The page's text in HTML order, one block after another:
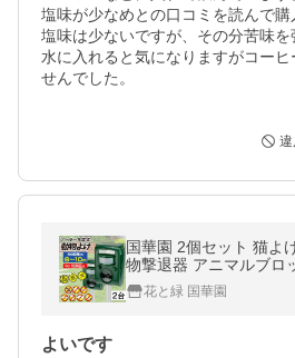
塩味が少なめとの口コミを読んで
塩味は少ないですが、その分苦味を
水に入れると気になりますがコーヒ
せんでした。
国華園 2個セット 猫よ
物撃退器 アニマルブロ
ーラー充電式 USB充電
アライグマ 鳥
花と緑 国華園
よいです